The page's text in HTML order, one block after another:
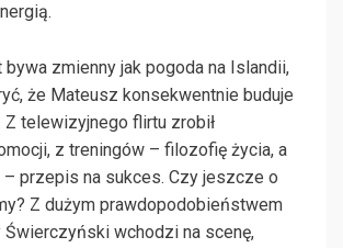
bywa zmienny jak pogoda na Islandii,
że Mateusz konsekwentnie buduje
Z telewizyjnego flirtu zrobił
z treningów – filozofię życia, a
przepis na sukces. Czy jeszcze o
Z dużym prawdopodobieństwem
Świerczyński wchodzi na scenę,